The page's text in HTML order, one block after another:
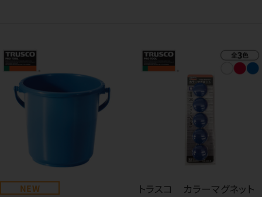
NEW
トラスコ カラーマグネット